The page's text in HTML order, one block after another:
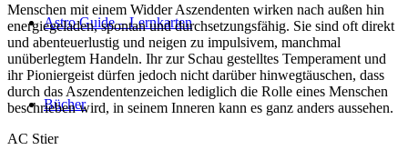
Astro Guide – Lernkarten
Bücher
Menschen mit einem Widder Aszendenten wirken nach außen hin
energiegeladen, spontan und durchsetzungsfähig. Sie sind oft direkt
und abenteuerlustig und neigen zu impulsivem, manchmal
unüberlegtem Handeln. Ihr zur Schau gestelltes Temperament und
ihr Pioniergeist dürfen jedoch nicht darüber hinwegtäuschen, dass
durch das Aszendentenzeichen lediglich die Rolle eines Menschen
beschrieben wird, in seinem Inneren kann es ganz anders aussehen.
AC Stier